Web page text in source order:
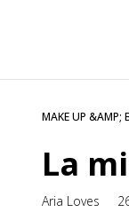
MAKE UP &AMP;
La
Aria Loves